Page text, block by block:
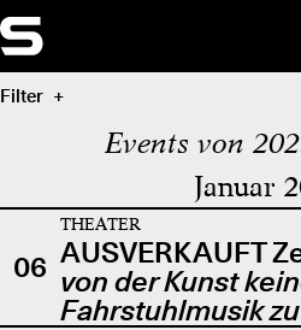
Filter
Events von
Januar
06
THEATER
AUSVERKAUFT
von der Kunst
Fahrstuhlmusik